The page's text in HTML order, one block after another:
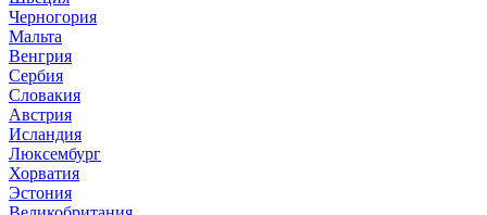
Черногория
Мальта
Венгрия
Сербия
Словакия
Австрия
Исландия
Люксембург
Хорватия
Эстония